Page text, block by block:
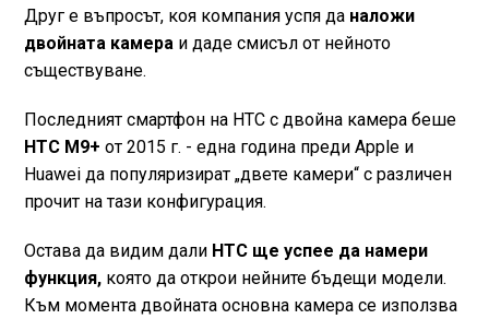
Друг е въпросът, коя компания успя да наложи
двойната камераи даде смисъл от нейното
съществуване.
Последният смартфон на HTC с двойна камера беше
HTC M9+ от 2015 г. - една година преди Apple и
Huawei да популяризират „двете камери“ с различен
прочит на тази конфигурация.
Остава да видим далиHTC ще успее да намери
функция,която да открои нейните бъдещи модели.
Към момента двойната основна камера се използва